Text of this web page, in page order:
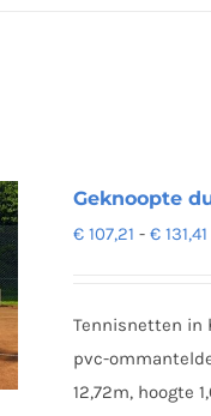
Geknoopte
€ 107,21 - € 131,41
Tennisnetten in
pvc-
12,72m, hoogte